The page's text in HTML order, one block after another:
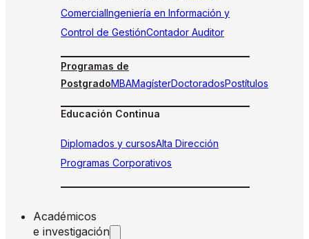
ComercialIngeniería en Información y
Control de GestiónContador Auditor
Programas de
PostgradoMBAMagísterDoctoradosPostítulos
Educación Continua
Diplomados y cursosAlta Dirección
Programas Corporativos
Académicos
e investigación